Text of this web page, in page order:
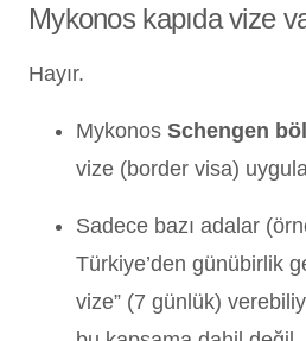
Mykonos kapıda vize
Hayır.
Mykonos Schengen
vize (border visa)
Sadece bazı adalar
Türkiye’den günübirlik
vize” (7 günlük)